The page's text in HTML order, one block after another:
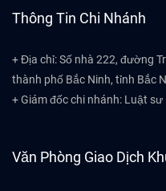
Thông Tin Chi Nhánh
+ Địa chỉ: Số nhà 222, đường
thành phố Bắc Ninh, tỉnh Bắc
+ Giám đốc chi nhánh: Luật sư
Văn Phòng Giao Dịch